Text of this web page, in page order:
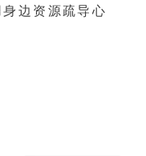
边资源疏导心